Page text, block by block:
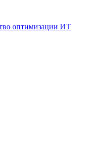
оптимизации ИТ